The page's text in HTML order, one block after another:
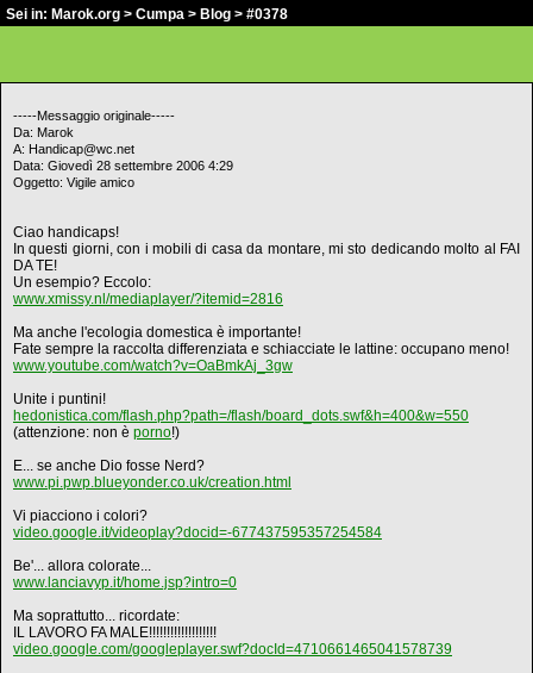
Sei in: Marok.org > Cumpa > Blog > #0378
-----Messaggio originale-----
Da: Marok
A: Handicap@wc.net
Data: Giovedì 28 settembre 2006 4:29
Oggetto: Vigile amico
Ciao handicaps!
In questi giorni, con i mobili di casa da montare, mi sto dedicando molto al FAI
DA TE!
Un esempio? Eccolo:
www.xmissy.nl/mediaplayer/?itemid=2816
Ma anche l'ecologia domestica è importante!
Fate sempre la raccolta differenziata e schiacciate le lattine: occupano meno!
www.youtube.com/watch?v=OaBmkAj_3gw
Unite i puntini!
hedonistica.com/flash.php?path=/flash/board_dots.swf&h=400&w=550
(attenzione: non è porno!)
E... se anche Dio fosse Nerd?
www.pi.pwp.blueyonder.co.uk/creation.html
Vi piacciono i colori?
video.google.it/videoplay?docid=-677437595357254584
Be'... allora colorate...
www.lanciavyp.it/home.jsp?intro=0
Ma soprattutto... ricordate:
IL LAVORO FA MALE!!!!!!!!!!!!!!!!!!!
video.google.com/googleplayer.swf?docId=4710661465041578739